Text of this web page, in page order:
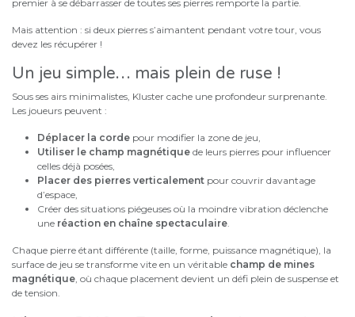
premier à se débarrasser de toutes ses pierres remporte la partie.
Mais attention : si deux pierres s’aimantent pendant votre tour, vous
devez les récupérer !
Un jeu simple… mais plein de ruse !
Sous ses airs minimalistes, Kluster cache une profondeur surprenante.
Les joueurs peuvent :
Déplacer la corde pour modifier la zone de jeu,
Utiliser le champ magnétique de leurs pierres pour influencer
celles déjà posées,
Placer des pierres verticalement pour couvrir davantage
d’espace,
Créer des situations piégeuses où la moindre vibration déclenche
une réaction en chaîne spectaculaire.
Chaque pierre étant différente (taille, forme, puissance magnétique), la
surface de jeu se transforme vite en un véritable champ de mines
magnétique, où chaque placement devient un défi plein de suspense et
de tension.